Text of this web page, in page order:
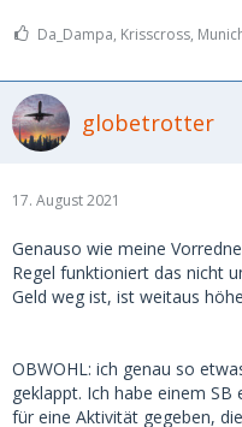
Da_Dampa, Krisscross,
globetrotter
17. August 2021
Genauso wie meine
Regel funktioniert das nicht
Geld weg ist, ist weitaus
OBWOHL: ich genau so
geklappt. Ich habe einem
für eine Aktivität gegeben,